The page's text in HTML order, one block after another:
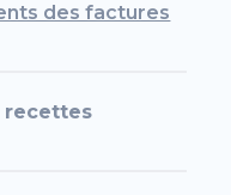
des factures
recettes